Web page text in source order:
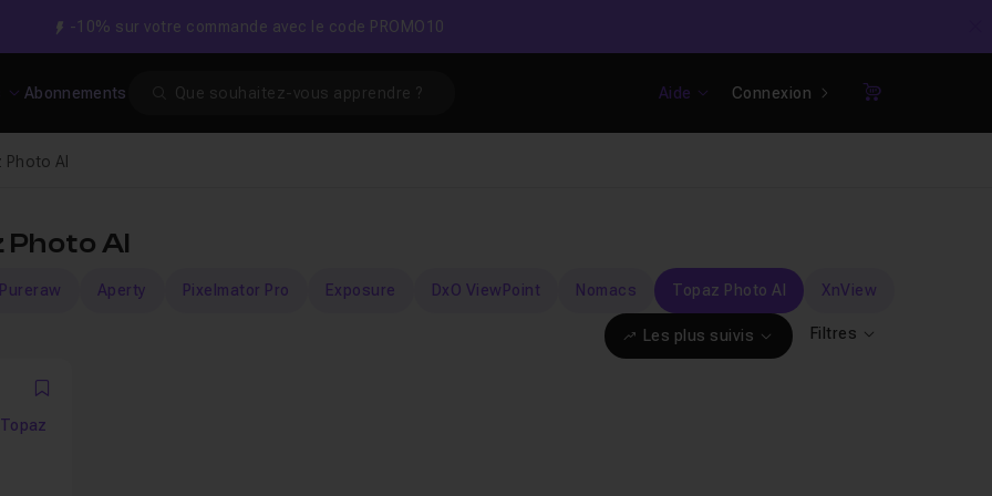
-10% sur votre commande avec le code PROMO10
Abonnements Aide Connexion
Panier
Photo AI
AI
Aperty Pixelmator Pro Exposure DxO ViewPoint Nomacs Topaz Photo AI XnView
Les plus suivis Filtres
Favori